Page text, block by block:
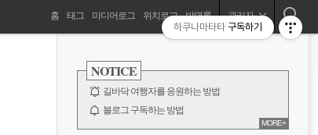
홈 태그 미디어로그 위치로그 방명록 관리자
NOTICE
길바닥 여행자를 응원하는 방법
블로그 구독하는 방법
바람처럼은 누구?
MORE+
하쿠나마타타 구독하기